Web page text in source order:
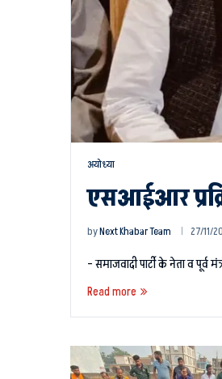
अयोध्या
एसआईआर
byNext Khabar Team 27/11/
– समाजवादी पार्टी के नेता व
Read more